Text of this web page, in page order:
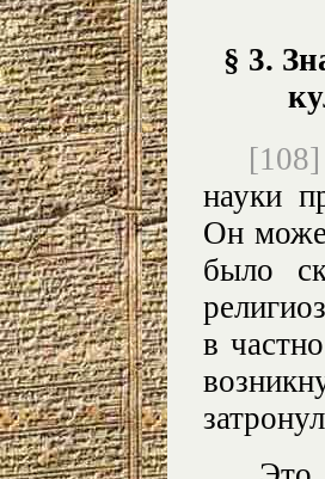
§ 3.
[108]
науки
Он
было
в